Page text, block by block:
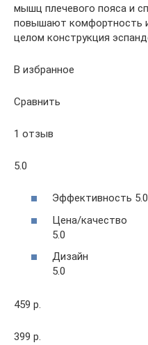
мышц плечевого пояса и
повышают комфортность
целом конструкция
В избранное
Сравнить
1 отзыв
5.0
Эффективность 5.0
Цена/качество
5.0
Дизайн
5.0
459 р.
399 р.